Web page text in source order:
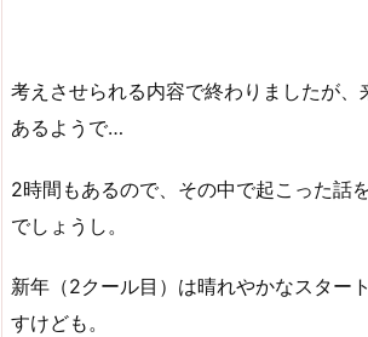
考えさせられる内容で終わりましたが、
あるようで…
2時間もあるので、その中で起こった話
でしょうし。
新年（2クール目）は晴れやかなスター
すけども。